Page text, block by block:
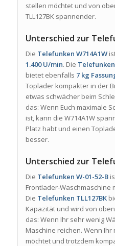
stellen möchtet und von
TLL127BK spannender.
Unterschied zur
Die Telefunken W714A1W
1.400 U/min. Die Telefunken
bietet ebenfalls 7 kg
Toplader kompakter in der
etwas schwächer beim
das: Wenn Euch maximale
ist, kann die W714A1W
Platz habt und einen
besser.
Unterschied zur
Die Telefunken W-01-52-B
Frontlader-Waschmaschine
Die Telefunken TLL127BK
Kapazität und wird von
das: Wenn Ihr sehr wenig
Maschine reichen. Wenn
möchtet und trotzdem